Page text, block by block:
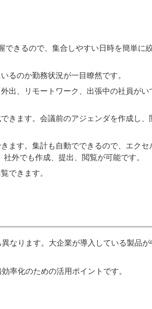
できるので、集合しやすい日時を簡単に
るのか勤務状況が一目瞭然です。
出、リモートワーク、出張中の社員がい
きます。会議前のアジェンダを作成し、
ます。集計も自動でできるので、エクセ
外でも作成、提出、閲覧が可能です。
できます。
なります。大企業が導入している製品が
率化のための活用ポイントです。